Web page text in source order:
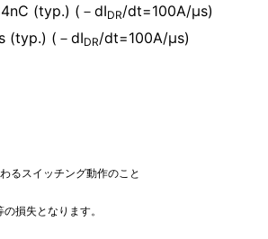
(typ.) (－dIDR/dt=100A/μs)
(typ.) (－dIDR/dt=100A/μs)
るスイッチング動作のこと
損失となります。